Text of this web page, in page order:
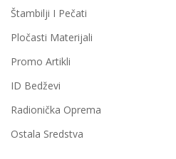
Štambilji I Pečati
Pločasti Materijali
Promo Artikli
ID Bedževi
Radionička Oprema
Ostala Sredstva